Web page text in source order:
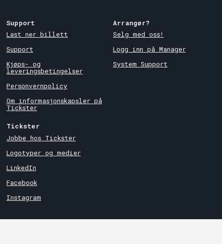
Support
Last ner billett
Support
Kjøps- og
leveringsbetingelser
Personvernpolicy
Om informasjonskapsler på
Tickster
Arrangør?
Selg med oss!
Logg inn på Manager
System Support
Tickster
Jobbe hos Tickster
Logotyper og medier
LinkedIn
Facebook
Instagram